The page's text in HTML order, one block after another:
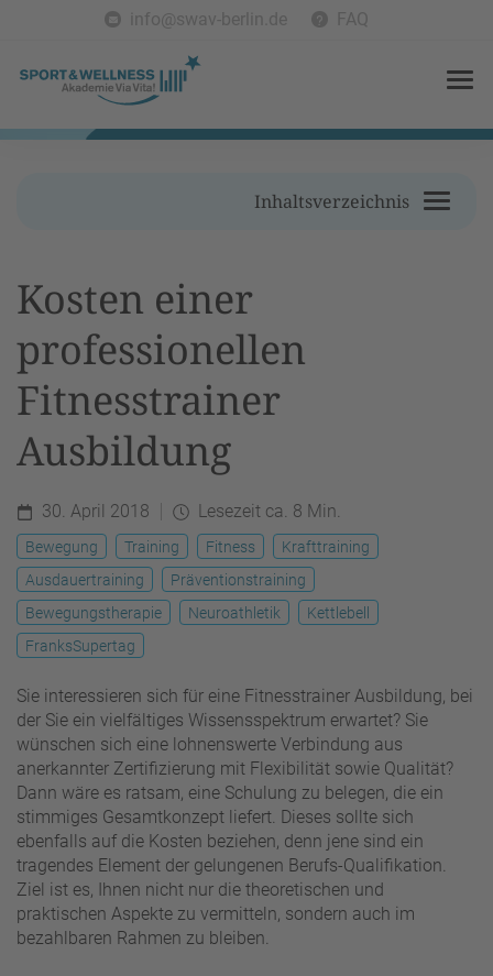
info@swav-berlin.de FAQ
Inhaltsverzeichnis
Kosten einer
professionellen
Fitnesstrainer
Ausbildung
30. April 2018 Lesezeit ca. 8 Min.
Bewegung Training Fitness
Krafttraining
Ausdauertraining
Präventionstraining
Bewegungstherapie
Neuroathletik
Kettlebell
FranksSupertag
Sie interessieren sich für eine Fitnesstrainer Ausbildung, bei
der Sie ein vielfältiges Wissensspektrum erwartet? Sie
wünschen sich eine lohnenswerte Verbindung aus
anerkannter Zertifizierung mit Flexibilität sowie Qualität?
Dann wäre es ratsam, eine Schulung zu belegen, die ein
stimmiges Gesamtkonzept liefert. Dieses sollte sich
ebenfalls auf die Kosten beziehen, denn jene sind ein
tragendes Element der gelungenen Berufs-Qualifikation.
Ziel ist es, Ihnen nicht nur die theoretischen und
praktischen Aspekte zu vermitteln, sondern auch im
bezahlbaren Rahmen zu bleiben.